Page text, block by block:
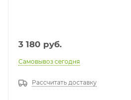
3 180 руб.
Самовывоз сегодня
Рассчитать доставку